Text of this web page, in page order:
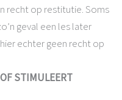
recht op restitutie. Soms
geval een les later
echter geen recht op
STIMULEERT